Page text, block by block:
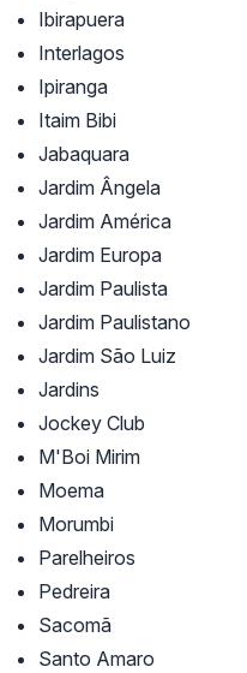
Ibirapuera
Interlagos
Ipiranga
Itaim Bibi
Jabaquara
Jardim Ângela
Jardim América
Jardim Europa
Jardim Paulista
Jardim Paulistano
Jardim São Luiz
Jardins
Jockey Club
M'Boi Mirim
Moema
Morumbi
Parelheiros
Pedreira
Sacomã
Santo Amaro